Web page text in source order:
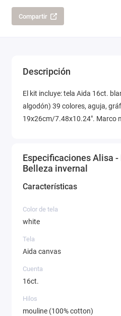
Compartir
Descripción
El kit incluye: tela Aida 16ct.
algodón) 39 colores, aguja,
19x26cm/7.48x10.24". Marco
Especificaciones Alisa
Belleza invernal
Características
Color de tela
white
Tela
Aida canvas
Cuenta
16ct.
Hilos
mouline (100% cotton)